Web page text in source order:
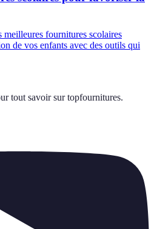
fournitures scolaires
de vos enfants avec des outils qui
tout savoir sur topfournitures.